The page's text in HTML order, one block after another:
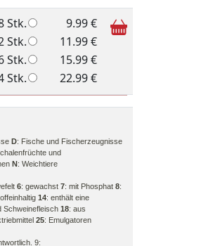
Stk.
9.99 €
Stk.
11.99 €
Stk.
15.99 €
Stk.
22.99 €
D: Fische und Fischerzeugnisse
und
N: Weichtiere
6: gewachst 7: mit Phosphat 8:
14: enthält eine
Schweinefleisch 18: aus
25: Emulgatoren
9: